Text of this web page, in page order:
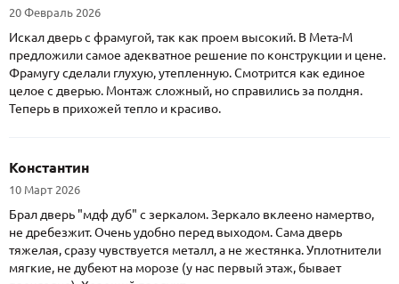
20 Февраль 2026
Искал дверь с фрамугой, так как проем высокий. В Мета-М
предложили самое адекватное решение по конструкции и цене.
Фрамугу сделали глухую, утепленную. Смотрится как единое
целое с дверью. Монтаж сложный, но справились за полдня.
Теперь в прихожей тепло и красиво.
Константин
10 Март 2026
Брал дверь "мдф дуб" с зеркалом. Зеркало вклеено намертво,
не дребезжит. Очень удобно перед выходом. Сама дверь
тяжелая, сразу чувствуется металл, а не жестянка. Уплотнители
мягкие, не дубеют на морозе (у нас первый этаж, бывает